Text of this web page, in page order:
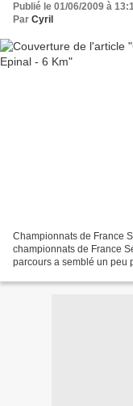
Publié le 01/06/2009 à
Par Cyril
Championnats de France
championnats de France
parcours a semblé un peu